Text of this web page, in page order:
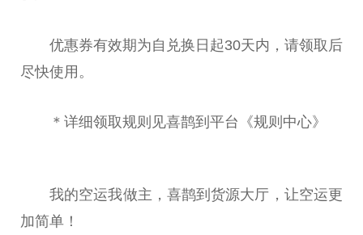
优惠券有效期为自兑换日起30天内，请领取后
尽快使用。
＊详细领取规则见喜鹊到 平台 《规则中心》
我的空运我做主，喜鹊到货源大厅，让空运更
加简单！